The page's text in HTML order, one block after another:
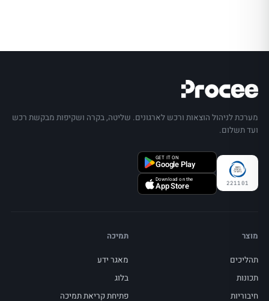
מערכת לניהול הוצאות ורכש לארגונים. שליטה, בקרה ושקיפות מבקשת רכש
ועד תשלום.
221101
GET IT ON
Google Play
Download on the
App Store
מוצר
תהליכים
תכונות
חיבוריות
תמיכה
מאגר ידע
בלוג
פתיחת קריאת תמיכה